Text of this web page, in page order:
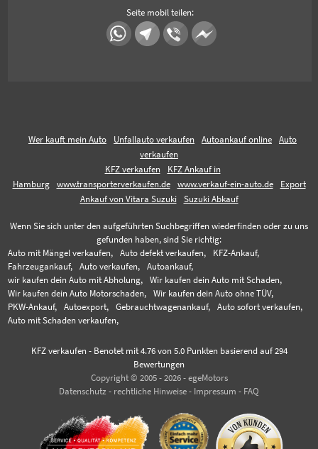
Seite mobil teilen:
Wer kauft mein Auto Unfallauto verkaufen Autoankauf online
Auto
verkaufen
KFZ verkaufen
KFZ Ankauf in
Hamburg
www.transporterverkaufen.de www.verkauf-ein-auto.de
Export
Ankauf von Vitara Suzuki
Suzuki Abkauf
Wenn Sie sich unter den aufgeführten Suchbegriffen wiederfinden oder zu uns
gefunden haben, sind Sie richtig:
Auto mit Mängel verkaufen,
Auto defekt verkaufen,
KFZ-Ankauf,
Fahrzeugankauf,
Auto verkaufen,
Autoankauf,
wir kaufen dein Auto mit Abholung,
Wir kaufen dein Auto mit Schaden,
Wir kaufen dein Auto Motorschaden,
Wir kaufen dein Auto ohne TÜV,
PKW-Ankauf,
Autoexport, Gebrauchtwagenankauf,
Auto sofort verkaufen,
Auto mit Schaden verkaufen,
KFZ verkaufen- Benotet mit 4.76von 5.0 Punkten basierend auf 294
Bewertungen
Copyright © 2005 - 2026 - egeMotors
Datenschutz - rechtliche Hinweise - Impressum - FAQ